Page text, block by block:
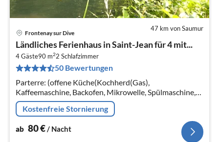
47 km von Saumur
Frontenay sur Dive
Ländliches Ferienhaus in Saint-Jean für 4 mit...
4 Gäste90 m22 Schlafzimmer
50 Bewertungen
Parterre: (offene Küche(Kochherd(Gas),
Kaffeemaschine, Backofen, Mikrowelle, Spülmaschine,
Kühlschrank), Wohn/Esszimmer(Esstisch(4 Personen),
Herd(Gas), Sitzecke, DVD-Spieler)
Kostenfreie Stornierung
ab 80€/ Nacht